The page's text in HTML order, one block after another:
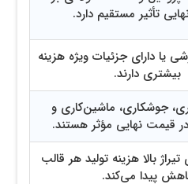
تأثیر مستقیم دارد.
یا دارای جزئیات ویژه هزینه
بیشتری دارند.
جوشکاری، ماشین‌کاری و
قیمت نهایی مؤثر هستند.
بالا هزینه تولید هر قالب
پیدا می‌کند.